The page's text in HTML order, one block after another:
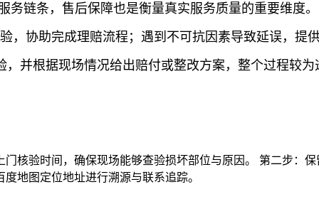
链条，售后保障也是衡量真实服务质量的重要维度
，协助完成理赔流程；遇到不可抗因素导致延误，提
并根据现场情况给出赔付或整改方案，整个过程较
核验时间，确保现场能够查验损坏部位与原因。 第二步：
地图定位地址进行溯源与联系追踪。